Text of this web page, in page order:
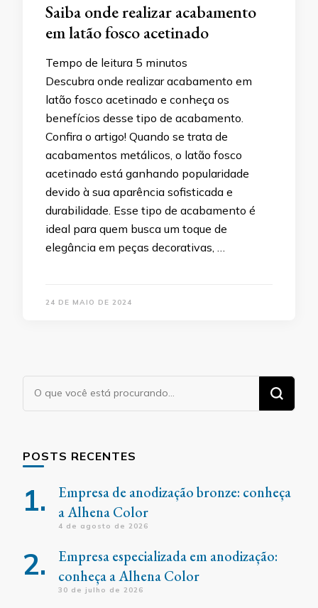
Saiba onde realizar acabamento
em latão fosco acetinado
Tempo de leitura 5 minutos
Descubra onde realizar acabamento em
latão fosco acetinado e conheça os
benefícios desse tipo de acabamento.
Confira o artigo! Quando se trata de
acabamentos metálicos, o latão fosco
acetinado está ganhando popularidade
devido à sua aparência sofisticada e
durabilidade. Esse tipo de acabamento é
ideal para quem busca um toque de
elegância em peças decorativas, …
24 DE MAIO DE 2024
Procurando
algo?
POSTS RECENTES
Empresa de anodização bronze: conheça
a Alhena Color
4 de agosto de 2026
Empresa especializada em anodização:
conheça a Alhena Color
30 de julho de 2026